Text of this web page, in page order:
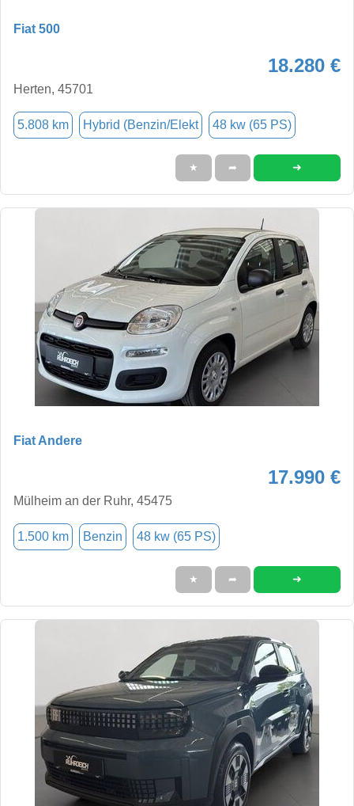
Fiat 500
18.280 €
Herten, 45701
5.808 km Hybrid (Benzin/Elekt 48 kw (65 PS)
★ ➦ ➜
Fiat Andere
17.990 €
Mülheim an der Ruhr, 45475
1.500 km Benzin 48 kw (65 PS)
★ ➦ ➜